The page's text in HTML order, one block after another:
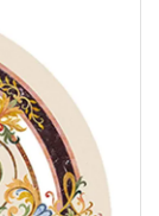
7